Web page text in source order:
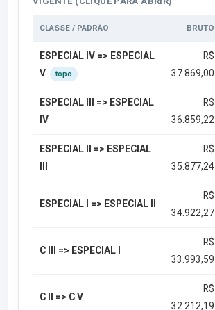
CLASSE / PADRÃO BRUTO
ESPECIAL IV => ESPECIAL
V
topo
R$
37.869,00
ESPECIAL III => ESPECIAL
IV
R$
36.859,22
ESPECIAL II => ESPECIAL
R$
35.877,24
ESPECIAL I => ESPECIAL II
R$
34.922,27
C III => ESPECIAL I
R$
33.993,59
C II => C V
R$
32.212,19